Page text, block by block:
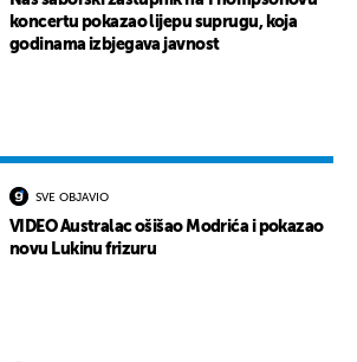
koncertu pokazao lijepu suprugu, koja
godinama izbjegava javnost
SVE OBJAVIO
VIDEO Australac ošišao Modrića i pokazao
novu Lukinu frizuru